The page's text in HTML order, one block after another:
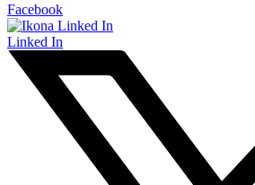
Facebook
Linked In